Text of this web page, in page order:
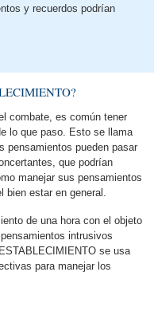
y recuerdos podrían
combate, es común tener
lo que paso. Esto se llama
pensamientos pueden pasar
que podrían
manejar sus pensamientos
estar en general.
de una hora con el objeto
intrusivos
se usa
para manejar los